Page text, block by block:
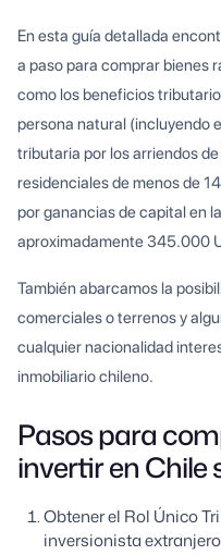
En esta guía detallada
a paso para comprar bienes
como los beneficios
persona natural (incluyendo
tributaria por los arriendos
residenciales de menos de
por ganancias de capital en
aproximadamente 345.000
También abarcamos la
comerciales o terrenos y
cualquier nacionalidad
inmobiliario chileno.
Pasos para
invertir en Chile
Obtener el Rol Único
inversionista